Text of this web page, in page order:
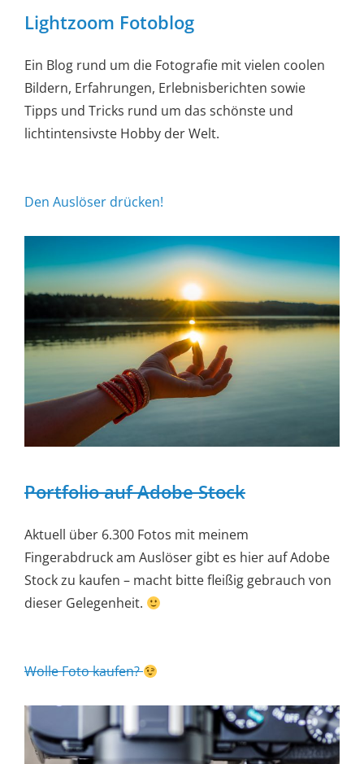
Lightzoom Fotoblog
Ein Blog rund um die Fotografie mit vielen coolen
Bildern, Erfahrungen, Erlebnisberichten sowie
Tipps und Tricks rund um das schönste und
lichtintensivste Hobby der Welt.
Den Auslöser drücken!
Portfolio auf Adobe Stock
Aktuell über 6.300 Fotos mit meinem
Fingerabdruck am Auslöser gibt es hier auf Adobe
Stock zu kaufen – macht bitte fleißig gebrauch von
dieser Gelegenheit.
Wolle Foto kaufen?